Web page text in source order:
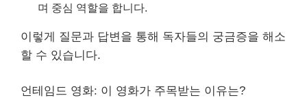
며 중심 역할을 합니다.
이렇게 질문과 답변을 통해 독자들의 궁금증을 해소
할 수 있습니다.
언테임드 영화: 이 영화가 주목받는 이유는?